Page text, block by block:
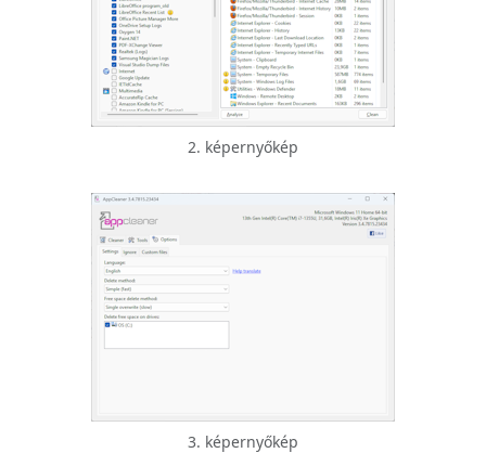
2. képernyőkép
3. képernyőkép